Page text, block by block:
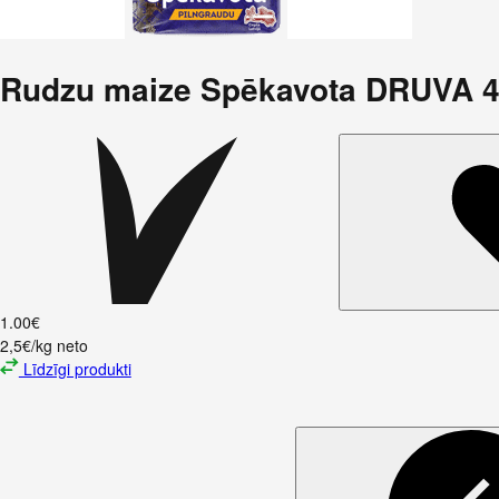
Rudzu maize Spēkavota DRUVA
1 .00€
2,5€/kg neto
Līdzīgi produkti